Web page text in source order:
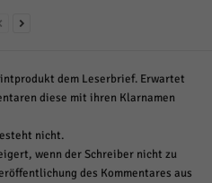
dem Leserbrief. Erwartet
diese mit ihren Klarnamen
nicht.
wenn der Schreiber nicht zu
des Kommentares aus